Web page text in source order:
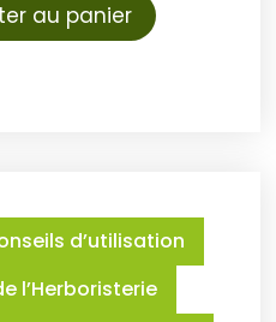
au panier
d’utilisation
l’Herboristerie